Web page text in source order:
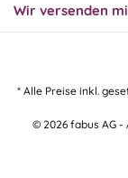
Wir versenden
* Alle Preise inkl.
© 2026 fabus AG -